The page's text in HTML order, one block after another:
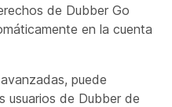
de Dubber Go
en la cuenta
puede
usuarios de Dubber de